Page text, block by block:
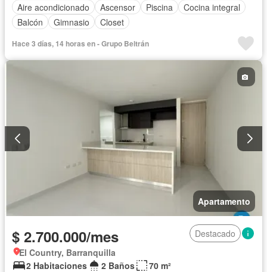
Aire acondicionado
Ascensor Piscina
Cocina integral
Balcón
Gimnasio Closet
Hace 3 días, 14 horas en - Grupo Beltrán
Apartamento
$ 2.700.000/mes
Destacado
El Country, Barranquilla
2 Habitaciones
2 Baños
70 m²